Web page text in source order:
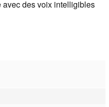
des voix intelligibles